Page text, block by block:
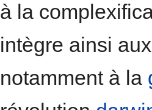
à la
intègre ainsi
notamment à la